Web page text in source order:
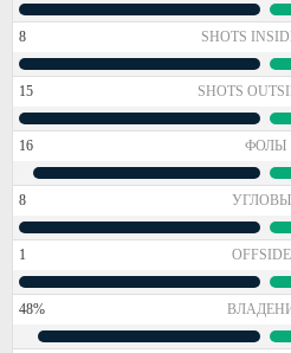
8 SHOTS
15 SHOTS
16 ФОЛЫ
8
1
48%